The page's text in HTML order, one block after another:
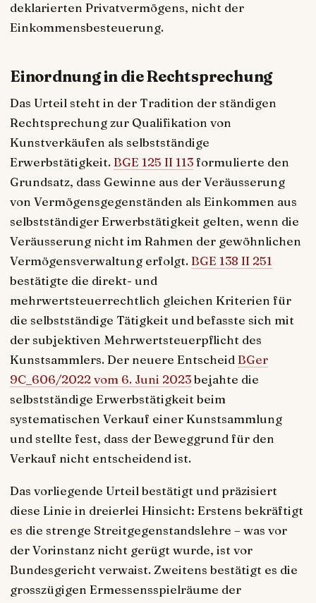
deklarierten Privatvermögens, nicht der
Einkommensbesteuerung.
Einordnung in die Rechtsprechung
Das Urteil steht in der Tradition der ständigen
Rechtsprechung zur Qualifikation von
Kunstverkäufen als selbstständige
Erwerbstätigkeit.BGE 125 II 113formulierte den
Grundsatz, dass Gewinne aus der Veräusserung
von Vermögensgegenständen als Einkommen aus
selbstständiger Erwerbstätigkeit gelten, wenn die
Veräusserung nicht im Rahmen der gewöhnlichen
Vermögensverwaltung erfolgt.BGE 138 II 251
bestätigte die direkt- und
mehrwertsteuerrechtlich gleichen Kriterien für
die selbstständige Tätigkeit und befasste sich mit
der subjektiven Mehrwertsteuerpflicht des
Kunstsammlers. Der neuere Entscheid BGer
9C_606/2022 vom 6. Juni 2023bejahte die
selbstständige Erwerbstätigkeit beim
systematischen Verkauf einer Kunstsammlung
und stellte fest, dass der Beweggrund für den
Verkauf nicht entscheidend ist.
Das vorliegende Urteil bestätigt und präzisiert
diese Linie in dreierlei Hinsicht: Erstens bekräftigt
es die strenge Streitgegenstandslehre – was vor
der Vorinstanz nicht gerügt wurde, ist vor
Bundesgericht verwaist. Zweitens bestätigt es die
grosszügigen Ermessensspielräume der